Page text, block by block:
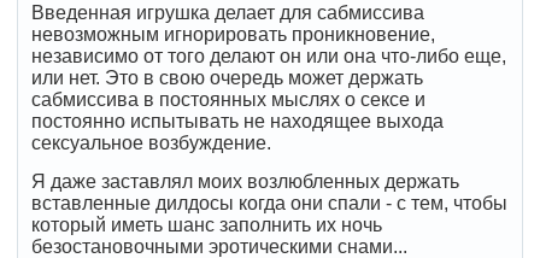
Введенная игрушка делает для сабмиссива
невозможным игнорировать проникновение,
независимо от того делают он или она что-либо еще,
или нет. Это в свою очередь может держать
сабмиссива в постоянных мыслях о сексе и
постоянно испытывать не находящее выхода
сексуальное возбуждение.
Я даже заставлял моих возлюбленных держать
вставленные дилдосы когда они спали - с тем, чтобы
который иметь шанс заполнить их ночь
безостановочными эротическими снами...